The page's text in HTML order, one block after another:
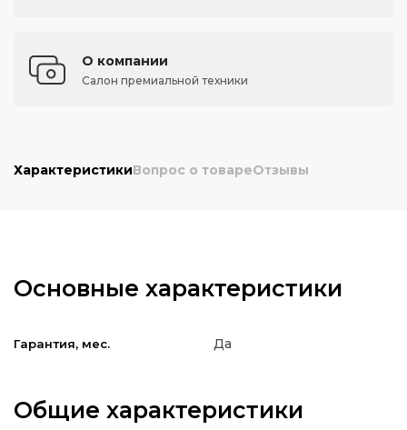
О компании
Салон премиальной техники
ХарактеристикиВопрос о товареОтзывы
Основные характеристики
Гарантия, мес. Да
Общие характеристики